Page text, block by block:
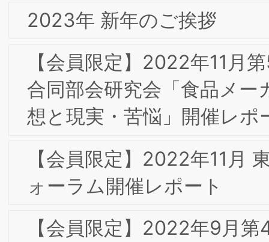
めることの重要性」株式会社アスマーク
【会員限定】2021年4月 第1回東京大阪
合同専門部会研究会 「DX化におけるオ
ンライン表示のブランド化とインター
ットドメインを経由した通信のセキュ
【会員限定】2020年12月 第5回東京専
部会委員会 「フードテックの社会実装
による食サービスの創出、嗜好の数値